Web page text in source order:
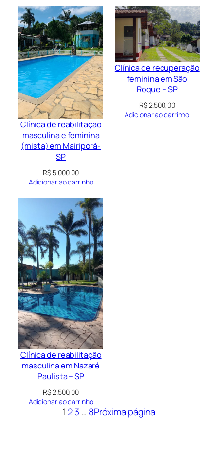
Clínica de reabilitação
masculina e feminina
(mista) em Mairiporã-
SP
R$ 5.000,00
Adicionar ao carrinho
Clínica de recuperação
feminina em São
Roque – SP
R$2.500,00
Adicionar ao carrinho
Clínica de reabilitação
masculina em Nazaré
Paulista – SP
R$2.500,00
Adicionar ao carrinho
1 23 … 8Próxima página